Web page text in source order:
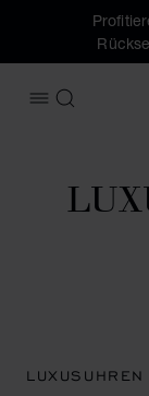
MENÜSUCHEN